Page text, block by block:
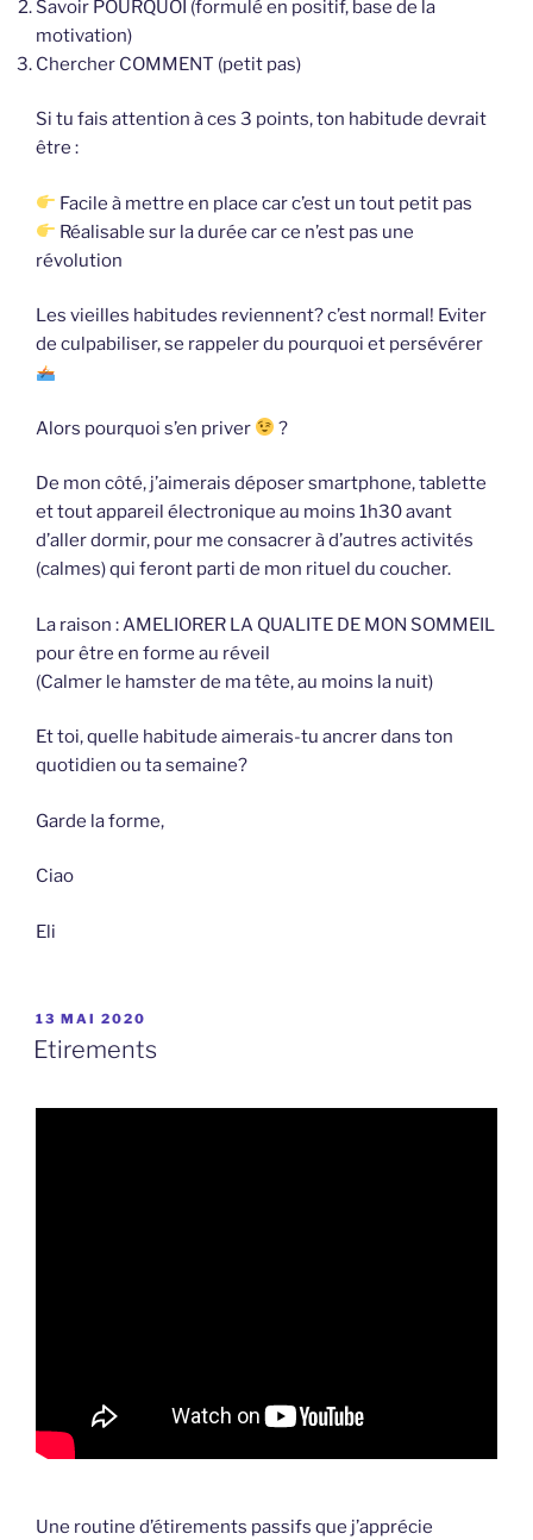
Savoir POURQUOI (formulé en positif, base de la
motivation)
Chercher COMMENT (petit pas)
Si tu fais attention à ces 3 points, ton habitude devrait
être :
Facile à mettre en place car c’est un tout petit pas
Réalisable sur la durée car ce n’est pas une
révolution
Les vieilles habitudes reviennent? c’est normal! Eviter
de culpabiliser, se rappeler du pourquoi et persévérer
Alors pourquoi s’en priver ?
De mon côté, j’aimerais déposer smartphone, tablette
et tout appareil électronique au moins 1h30 avant
d’aller dormir, pour me consacrer à d’autres activités
(calmes) qui feront parti de mon rituel du coucher.
La raison : AMELIORER LA QUALITE DE MON SOMMEIL
pour être en forme au réveil
(Calmer le hamster de ma tête, au moins la nuit)
Et toi, quelle habitude aimerais-tu ancrer dans ton
quotidien ou ta semaine?
Garde la forme,
Ciao
Eli
PUBLIÉ
LE
13 MAI 2020
Etirements
Une routine d’étirements passifs que j’apprécie